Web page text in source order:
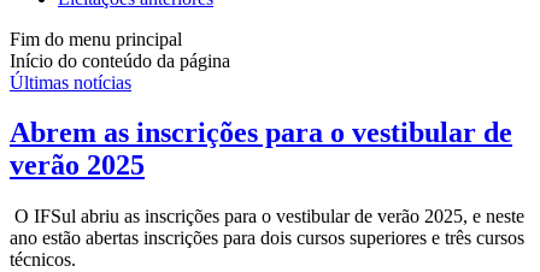
Fim do menu principal
Início do conteúdo da página
Últimas notícias
Abrem as inscrições para o vestibular de
verão 2025
O IFSul abriu as inscrições para o vestibular de verão 2025, e neste
ano estão abertas inscrições para dois cursos superiores e três cursos
técnicos.